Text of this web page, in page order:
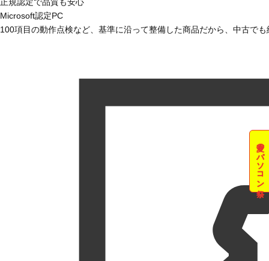
夏のパソコン祭
Microsoft認定PC
100項目の動作点検など、基準に沿って整備した商品だから、中古で